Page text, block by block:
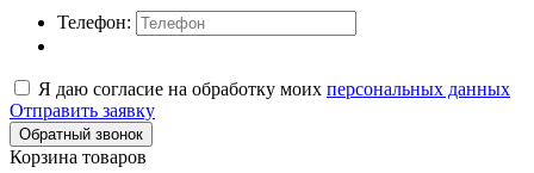
Телефон:
Я даю согласие на обработку моих персональных данных
Отправить заявку
Обратный звонок
Корзина товаров